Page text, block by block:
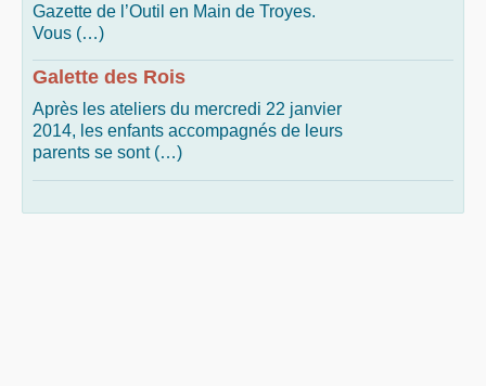
Gazette de l’Outil en Main de Troyes.
Vous (…)
Galette des Rois
Après les ateliers du mercredi 22 janvier
2014, les enfants accompagnés de leurs
parents se sont (…)